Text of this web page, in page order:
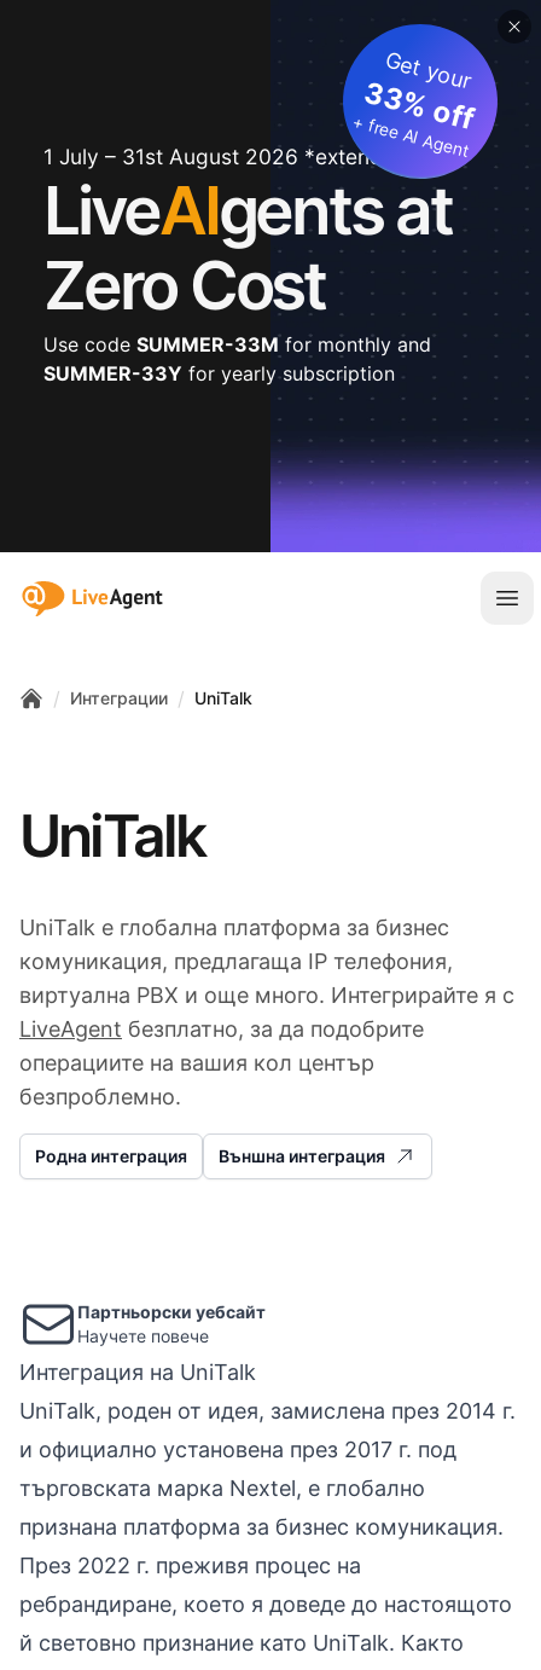
1 July – 31st August 2026 *extended
LiveAIgents at
Zero Cost
Get your
33% off
+ free AI Agent
Use code SUMMER-33Mfor monthly and
SUMMER-33Y for yearly subscription
:site.title
/ Интеграции / UniTalk
UniTalk
UniTalk е глобална платформа за бизнес
комуникация, предлагаща IP телефония,
виртуална PBX и още много. Интегрирайте я с
LiveAgent безплатно, за да подобрите
операциите на вашия кол център
безпроблемно.
Родна интеграция Външна интеграция
Партньорски уебсайт
Научете повече
Интеграция на UniTalk
UniTalk, роден от идея, замислена през 2014 г.
и официално установена през 2017 г. под
търговската марка Nextel, е глобално
признана платформа за бизнес комуникация.
През 2022 г. преживя процес на
ребрандиране, което я доведе до настоящото
й световно признание като UniTalk. Както